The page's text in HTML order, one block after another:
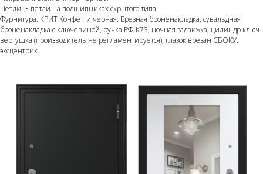
Петли: 3 петли на подшипниках скрытого типа
Фурнитура: КРИТ Конфетти черная: Врезная броненакладка, сувальдная
броненакладка с ключевиной, ручка РФ-К73, ночная задвижка, цилиндр ключ-
вертушка (производитель не регламентируется), глазок врезан СБОКУ,
эксцентрик.